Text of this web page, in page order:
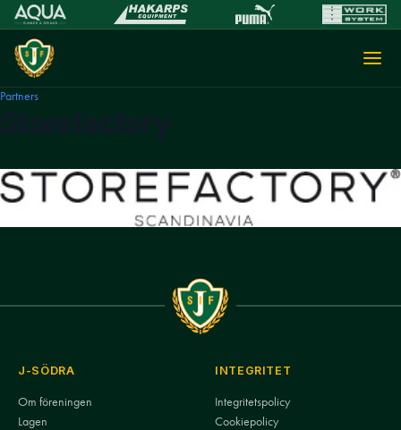
Partners
J-SÖDRA
Om föreningen
Lagen
INTEGRITET
Integritetspolicy
Cookiepolicy